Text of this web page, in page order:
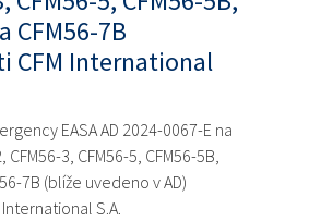
CFM56-7B
CFM International
EASA AD 2024-0067-E na
3, CFM56-5, CFM56-5B,
7B (blíže uvedeno v AD)
S.A.